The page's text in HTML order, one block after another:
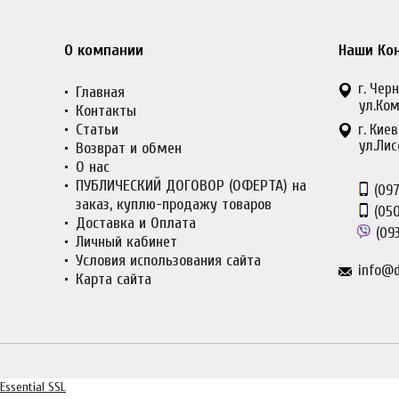
О компании
Главная
Контакты
Статьи
Возврат и обмен
О нас
ПУБЛИЧЕСКИЙ ДОГОВОР (ОФЕРТА) на
заказ, куплю-продажу товаров
Доставка и Оплата
Личный кабинет
Условия использования сайта
Карта сайта
Наши
г.
г.
Essential SSL